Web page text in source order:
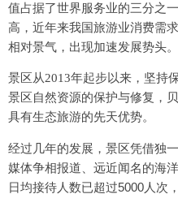
值占据了世界服务业的三分之
高，近年来我国旅游业消费需
相对景气，出现加速发展势头。
景区从2013年起步以来，坚持
景区自然资源的保护与修复，
具有生态旅游的先天优势。
经过几年的发展，景区凭借独
媒体争相报道、远近闻名的海洋
日均接待人数已超过5000人次